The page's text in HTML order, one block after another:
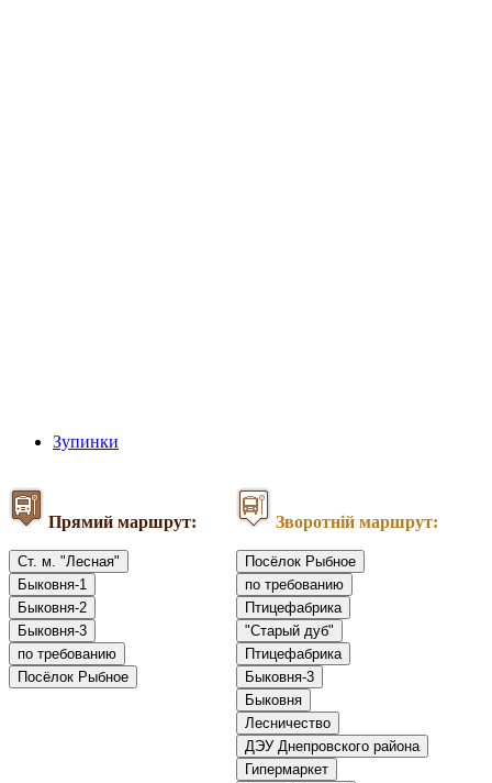
Зупинки
Прямий маршрут:
Ст. м. "Лесная"
Быковня-1
Быковня-2
Быковня-3
по требованию
Посёлок Рыбное
Зворотній маршрут:
Посёлок Рыбное
по требованию
Птицефабрика
"Старый дуб"
Птицефабрика
Быковня-3
Быковня
Лесничество
ДЭУ Днепровского района
Гипермаркет